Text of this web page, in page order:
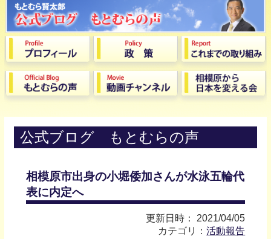
公式ブログ もとむらの声
相模原市出身の小堀倭加さんが水泳五輪代
表に内定へ
更新日時： 2021/04/05
カテゴリ：活動報告